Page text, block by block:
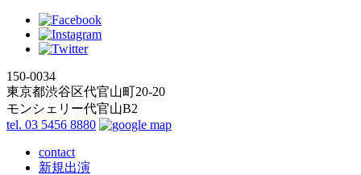
150-0034
東京都渋谷区代官山町20-20
モンシェリー代官山B2
tel. 03 5456 8880
contact
新規出演